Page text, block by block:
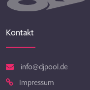
Kontakt
info@djpool.de
Impressum